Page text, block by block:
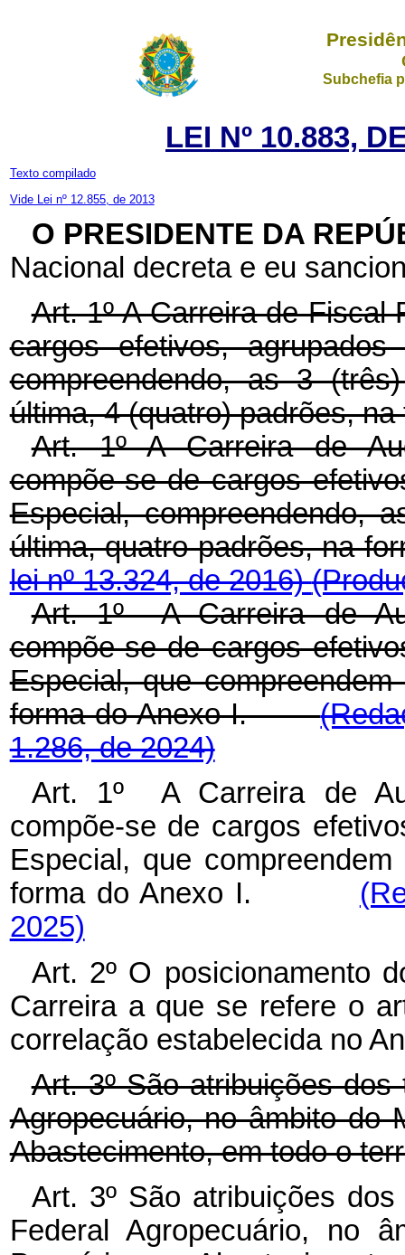
Subchefia
LEI Nº 10.883,
Texto compilado
Vide Lei nº 12.855, de 2013
O PRESIDENTE DA
Nacional decreta e eu
Art. 1º A Carreira de Fiscal
cargos efetivos,
compreendendo, as 3
última, 4 (quatro) padrões,
Art. 1º A Carreira de
compõe-se de cargos
Especial, compreendendo,
última, quatro padrões, na
lei nº 13.324, de 2016)
Art. 1º A Carreira de
compõe-se de cargos
Especial, que
forma do Anexo I.
1.286, de 2024)
Art. 1º A Carreira de
compõe-se de cargos
Especial, que
forma do Anexo I.
2025)
Art. 2º O posicionamento
Carreira a que se refere o
correlação estabelecida no
Art. 3º São atribuições
Agropecuário, no âmbito do
Abastecimento, em todo o
Art. 3º São atribuições
Federal Agropecuário, no